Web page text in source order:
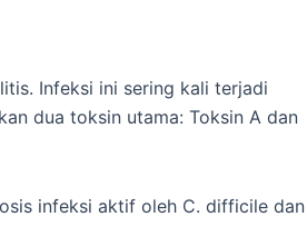
Infeksi ini sering kali terjadi
dua toksin utama: Toksin A dan
infeksi aktif oleh C. difficile dan